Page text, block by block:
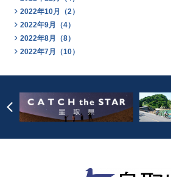
2022年10月（2）
2022年9月（4）
2022年8月（8）
2022年7月（10）